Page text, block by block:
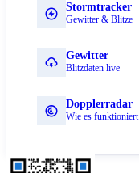
Stormtracker
Gewitter & Blitze
Gewitter
Blitzdaten live
Dopplerradar
Wie es funktioniert